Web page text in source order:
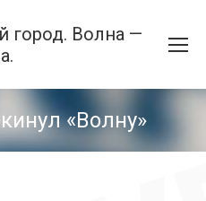
город. Волна —
«Волну»